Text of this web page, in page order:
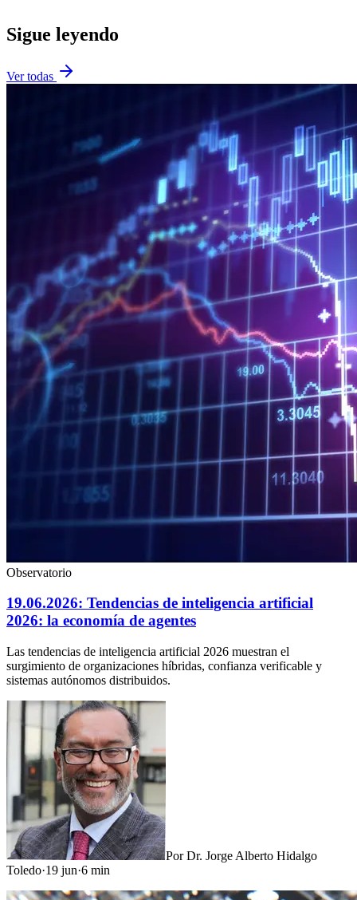
Sigue leyendo
Ver todas
Observatorio
19.06.2026: Tendencias de inteligencia artificial
2026: la economía de agentes
Las tendencias de inteligencia artificial 2026 muestran el
surgimiento de organizaciones híbridas, confianza verificable y
sistemas autónomos distribuidos.
PorDr. Jorge Alberto Hidalgo
Toledo·19 jun·6 min